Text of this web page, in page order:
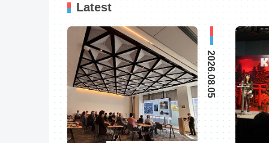
Latest
2026.08.05